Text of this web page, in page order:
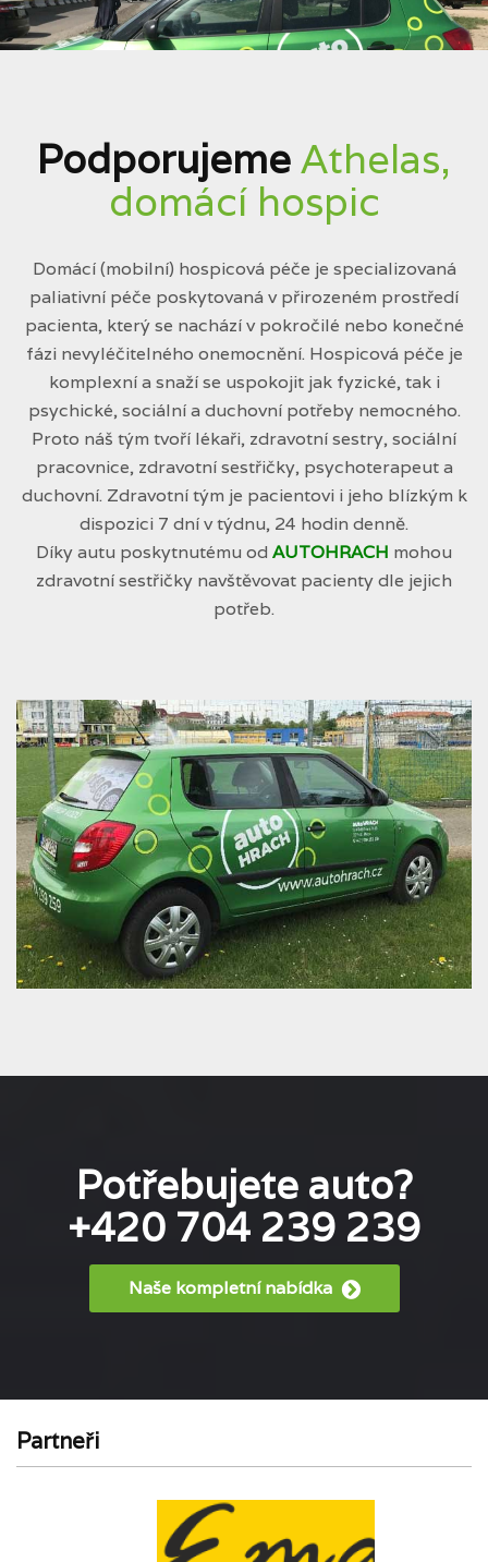
PodporujemeAthelas,
domácí hospic
Domácí (mobilní) hospicová péče je specializovaná
paliativní péče poskytovaná v přirozeném prostředí
pacienta, který se nachází v pokročilé nebo konečné
fázi nevyléčitelného onemocnění. Hospicová péče je
komplexní a snaží se uspokojit jak fyzické, tak i
psychické, sociální a duchovní potřeby nemocného.
Proto náš tým tvoří lékaři, zdravotní sestry, sociální
pracovnice, zdravotní sestřičky, psychoterapeut a
duchovní. Zdravotní tým je pacientovi i jeho blízkým k
dispozici 7 dní v týdnu, 24 hodin denně.
Díky autu poskytnutému od AUTOHRACH mohou
zdravotní sestřičky navštěvovat pacienty dle jejich
potřeb.
Potřebujete auto?
+420 704 239 239
Naše kompletní nabídka
Partneři